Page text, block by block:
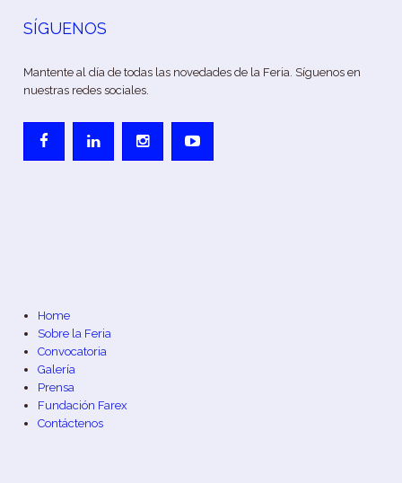
SÍGUENOS
Mantente al día de todas las novedades de la Feria. Síguenos en
nuestras redes sociales.
Home
Sobre la Feria
Convocatoria
Galería
Prensa
Fundación Farex
Contáctenos